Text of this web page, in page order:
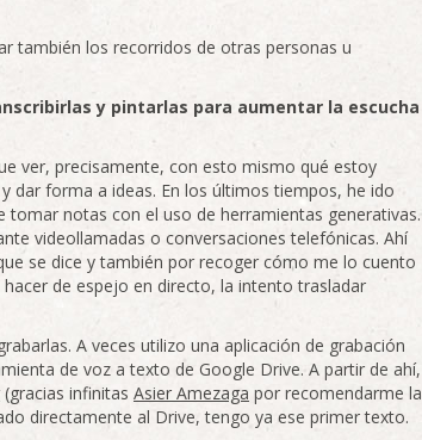
también los recorridos de otras personas u
y pintarlas para aumentar la escucha
ver, precisamente, con esto mismo qué estoy
dar forma a ideas. En los últimos tiempos, he ido
notas con el uso de herramientas generativas.
videollamadas o conversaciones telefónicas. Ahí
se dice y también por recoger cómo me lo cuento
de espejo en directo, la intento trasladar
A veces utilizo una aplicación de grabación
de voz a texto de Google Drive. A partir de ahí,
(gracias infinitas Asier Amezaga por recomendarme la
directamente al Drive, tengo ya ese primer texto.